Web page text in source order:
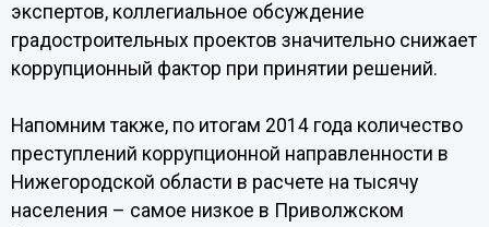
экспертов, коллегиальное обсуждение
градостроительных проектов значительно снижает
коррупционный фактор при принятии решений.
Напомним также, по итогам 2014 года количество
преступлений коррупционной направленности в
Нижегородской области в расчете на тысячу
населения – самое низкое в Приволжском